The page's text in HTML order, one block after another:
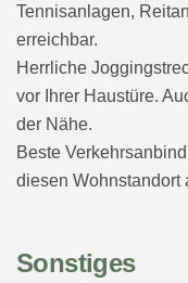
Tennisanlagen,
erreichbar.
Herrliche
vor Ihrer Haustüre.
der Nähe.
Beste
diesen Wohnstandort
Sonstiges